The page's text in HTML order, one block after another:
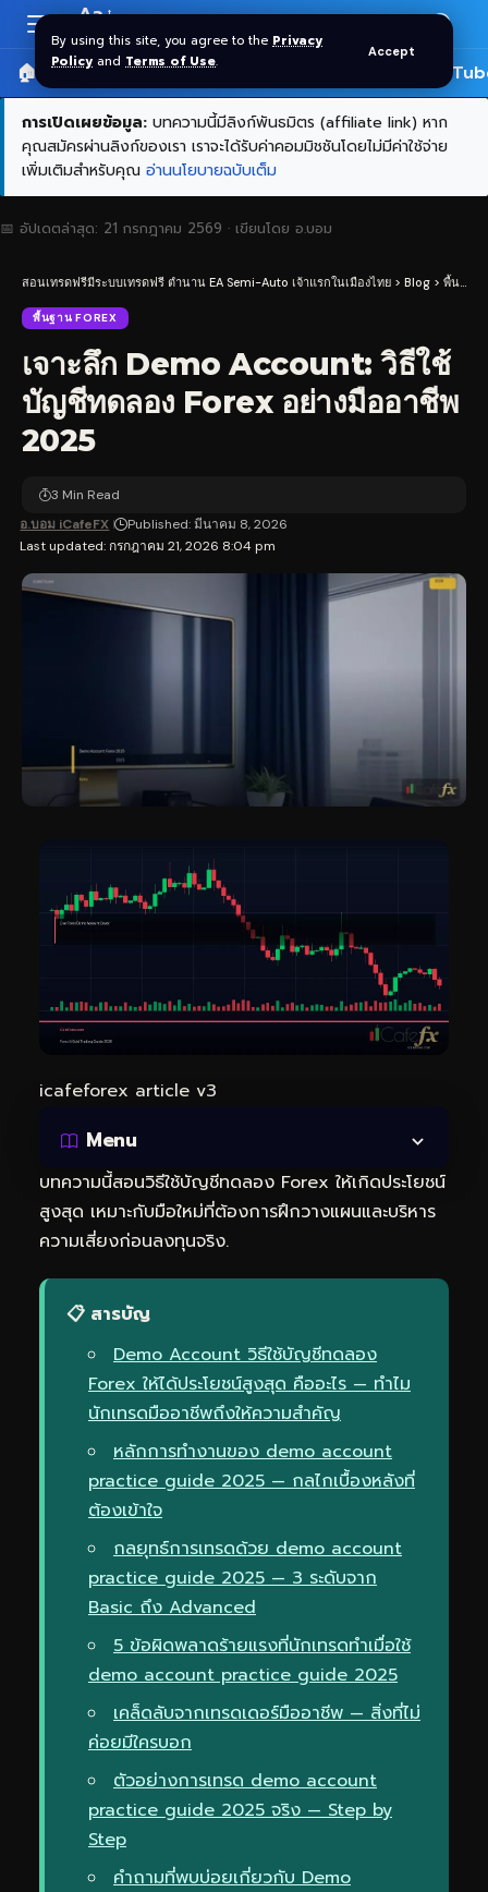
By using this site, you agree to the Privacy
Policy and Terms of Use.
Accept
Resizer
Aa
🏠 หน้าแรก ราคาทอง SPDR 🎬
การเปิดเผยข้อมูล: บทความนี้มีลิงก์พันธมิตร (affiliate link) หาก
คุณสมัครผ่านลิงก์ของเรา เราจะได้รับค่าคอมมิชชันโดยไม่มีค่าใช้จ่าย
เพิ่มเติมสำหรับคุณ อ่านนโยบายฉบับเต็ม
📅 อัปเดตล่าสุด: 21 กรกฎาคม 2569 · เขียนโดย อ.บอม
สอนเทรดฟรีมีระบบเทรดฟรี ตำนาน EA Semi-Auto เจ้าแรกในเมืองไทย > Blog > พื้นฐาน Forex
พื้นฐาน FOREX
เจาะลึก Demo Account: วิธีใช้
บัญชีทดลอง Forex อย่างมืออาชีพ
2025
Last updated: กรกฎาคม 21, 2026 8:04 pm
อ.บอม iCafeFX Published: มีนาคม 8, 2026
3 Min Read
icafeforex article v3
Menu
บทความนี้สอนวิธีใช้บัญชีทดลอง Forex ให้เกิดประโยชน์
สูงสุด เหมาะกับมือใหม่ที่ต้องการฝึกวางแผนและบริหาร
ความเสี่ยงก่อนลงทุนจริง.
📋 สารบัญ
Demo Account วิธีใช้บัญชีทดลอง
Forex ให้ได้ประโยชน์สูงสุด คืออะไร — ทำไม
นักเทรดมืออาชีพถึงให้ความสำคัญ
หลักการทำงานของ demo account
practice guide 2025 — กลไกเบื้องหลังที่
ต้องเข้าใจ
กลยุทธ์การเทรดด้วย demo account
practice guide 2025 — 3 ระดับจาก
Basic ถึง Advanced
5 ข้อผิดพลาดร้ายแรงที่นักเทรดทำเมื่อใช้
demo account practice guide 2025
เคล็ดลับจากเทรดเดอร์มืออาชีพ — สิ่งที่ไม่
ค่อยมีใครบอก
ตัวอย่างการเทรด demo account
practice guide 2025 จริง — Step by
Step
คำถามที่พบบ่อยเกี่ยวกับ Demo